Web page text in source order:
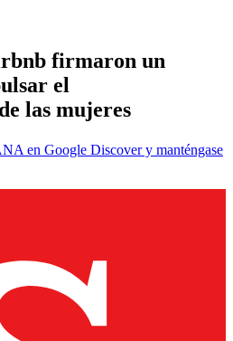
firmaron un
el
las mujeres
en Google Discover y manténgase